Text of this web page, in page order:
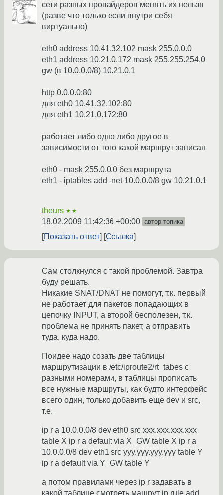
сети разных провайдеров менять их нельзя
(разве что только если внутри себя
виртуально)
eth0 address 10.41.32.102 mask 255.0.0.0
eth1 address 10.21.0.172 mask 255.255.254.0
gw (в 10.0.0.0/8) 10.21.0.1
http 0.0.0.0:80
для eth0 10.41.32.102:80
для eth1 10.21.0.172:80
работает либо одно либо другое в
зависимости от того какой маршрут записан
eth0 - mask 255.0.0.0 без маршрута
eth1 - iptables add -net 10.0.0.0/8 gw 10.21.0.1
theurs ★★
18.02.2009 11:42:36 +00:00 автор топика
Показать ответ Ссылка
Сам столкнулся с такой проблемой. Завтра
буду решать.
Никакие SNAT/DNAT не помогут, т.к. первый
не работает для пакетов попадающих в
цепочку INPUT, а второй бесполезен, т.к.
проблема не принять пакет, а отправить
туда, куда надо.
Поидее надо созать две таблицы
маршрутизации в /etc/iproute2/rt_tabes с
разными номерами, в таблицы прописать
все нужные маршруты, как будто интерфейс
всего один, только добавить еще dev и src,
т.е.
ip r a 10.0.0.0/8 dev eth0 src xxx.xxx.xxx.xxx
table X ip r a default via X_GW table X ip r a
10.0.0.0/8 dev eth1 src yyy.yyy.yyy.yyy table Y
ip r a default via Y_GW table Y
а потом правилами через ip r задавать в
какой таблице смотреть машрут ip rule add